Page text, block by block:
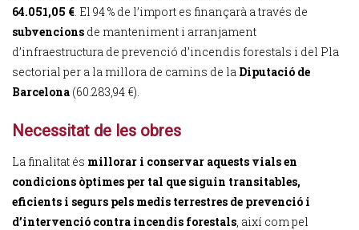
64.051,05 €. El 94 % de l’import es finançarà a través de
subvencions de manteniment i arranjament
d’infraestructura de prevenció d’incendis forestals i del Pla
sectorial per a la millora de camins de la Diputació de
Barcelona (60.283,94 €).
Necessitat de les obres
La finalitat és millorar i conservar aquests vials en
condicions òptimes per tal que siguin transitables,
eficients i segurs pels medis terrestres de prevenció i
d’intervenció contra incendis forestals, així com pel